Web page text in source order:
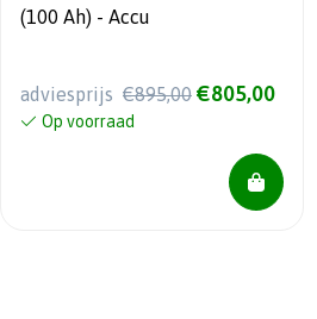
(100 Ah) - Accu
adviesprijs €895,00 €805,00
Op voorraad